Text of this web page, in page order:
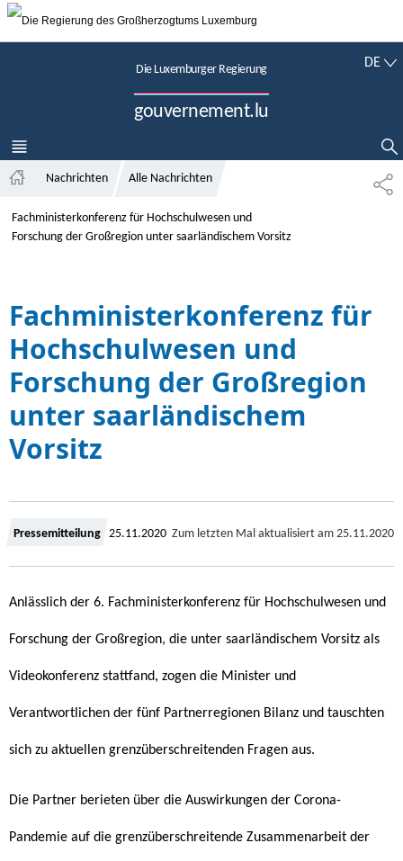
Zur Hauptnavigation
Zum Inhalt
Die Luxemburger Regierung
gouvernement.lu
DE D
C
H
MENÜ
HAUPT-
SUCHFLED ANZEIGEN / SCHLIESSEN
T
t
a
e
i
Nachrichten Alle Nachrichten
Fachministerkonferenz für Hochschulwesen und
Forschung der Großregion unter saarländischem Vorsitz
Fachministerkonferenz für
Hochschulwesen und
Forschung der Großregion
unter saarländischem
Vorsitz
Pressemitteilung Z
u
m
25.11.2020 Zum letzten Mal aktualisiert am 25.11.2020
Anlässlich der 6. Fachministerkonferenz für Hochschulwesen und
Forschung der Großregion, die unter saarländischem Vorsitz als
Videokonferenz stattfand, zogen die Minister und
Verantwortlichen der fünf Partnerregionen Bilanz und tauschten
sich zu aktuellen grenzüberschreitenden Fragen aus.
Die Partner berieten über die Auswirkungen der Corona-
Pandemie auf die grenzüberschreitende Zusammenarbeit der